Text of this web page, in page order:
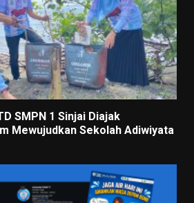
SMPN 1 Sinjai Diajak
Mewujudkan Sekolah Adiwiyata